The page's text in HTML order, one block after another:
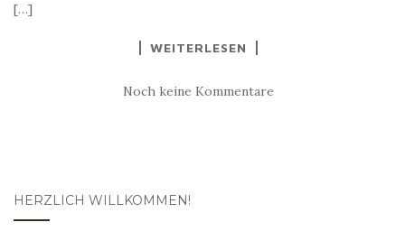
[…]
WEITERLESEN
Noch keine Kommentare
HERZLICH WILLKOMMEN!